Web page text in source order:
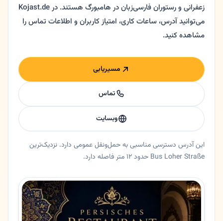
زعفرانی و رستوران فارسی‌زبان در هامبورگ هستند. در Kojast.de
می‌توانید آدرس، ساعات کاری، امتیاز کاربران و اطلاعات تماس را
مشاهده کنید.
مسیریابی
تماس
وبسایت
این آدرس دسترسی مناسبی به حمل‌ونقل عمومی دارد. نزدیک‌ترین
Bus Loher Straße حدود ۱۲ متر فاصله دارد.
رستوران درباری در هامبورگ، هامبورگ. رستوران ایرانی درباری -
ایالت
هامبورگ